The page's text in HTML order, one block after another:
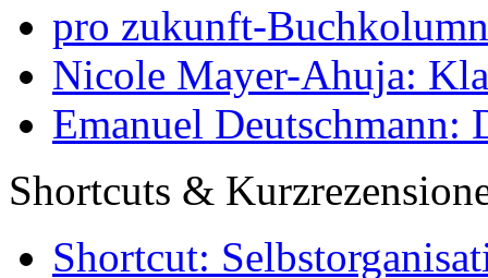
pro zukunft-
Nicole Mayer-Ahuja:
Emanuel Deutschmann:
Shortcuts &
Shortcut: